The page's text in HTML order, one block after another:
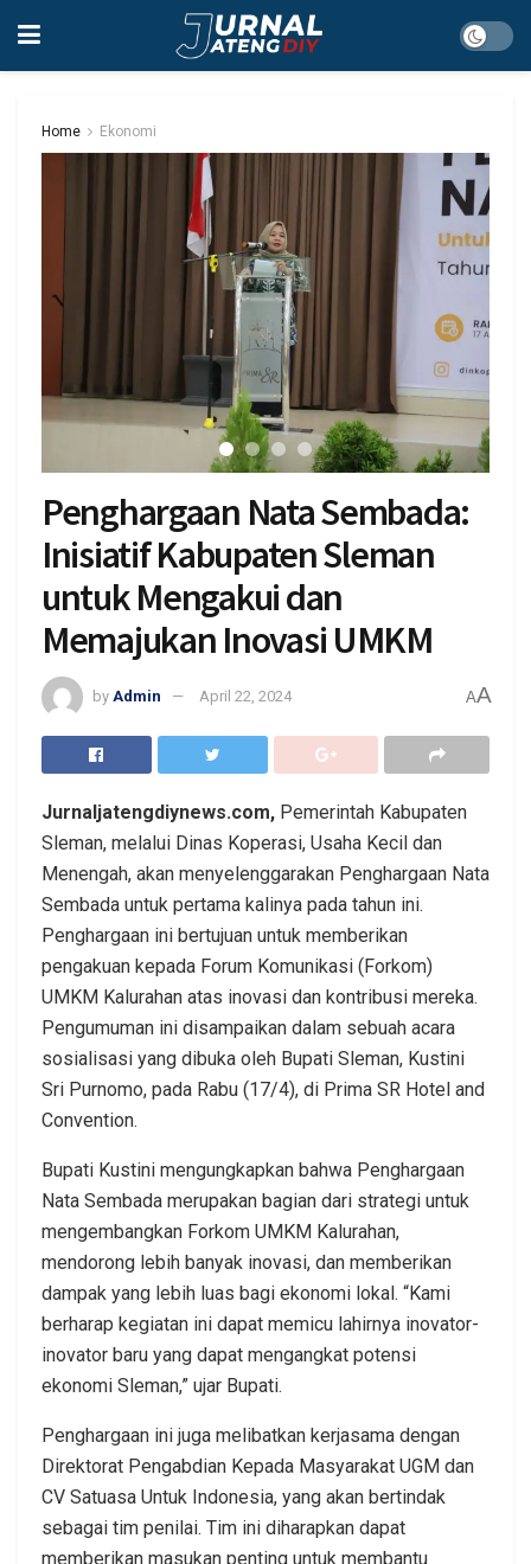
Home Ekonomi
Penghargaan Nata Sembada:
Inisiatif Kabupaten Sleman
untuk Mengakui dan
Memajukan Inovasi UMKM
by Admin April 22, 2024 AA
Jurnaljatengdiynews.com, Pemerintah Kabupaten
Sleman, melalui Dinas Koperasi, Usaha Kecil dan
Menengah, akan menyelenggarakan Penghargaan Nata
Sembada untuk pertama kalinya pada tahun ini.
Penghargaan ini bertujuan untuk memberikan
pengakuan kepada Forum Komunikasi (Forkom)
UMKM Kalurahan atas inovasi dan kontribusi mereka.
Pengumuman ini disampaikan dalam sebuah acara
sosialisasi yang dibuka oleh Bupati Sleman, Kustini
Sri Purnomo, pada Rabu (17/4), di Prima SR Hotel and
Convention.
Bupati Kustini mengungkapkan bahwa Penghargaan
Nata Sembada merupakan bagian dari strategi untuk
mengembangkan Forkom UMKM Kalurahan,
mendorong lebih banyak inovasi, dan memberikan
dampak yang lebih luas bagi ekonomi lokal. “Kami
berharap kegiatan ini dapat memicu lahirnya inovator-
inovator baru yang dapat mengangkat potensi
ekonomi Sleman,” ujar Bupati.
Penghargaan ini juga melibatkan kerjasama dengan
Direktorat Pengabdian Kepada Masyarakat UGM dan
CV Satuasa Untuk Indonesia, yang akan bertindak
sebagai tim penilai. Tim ini diharapkan dapat
memberikan masukan penting untuk membantu